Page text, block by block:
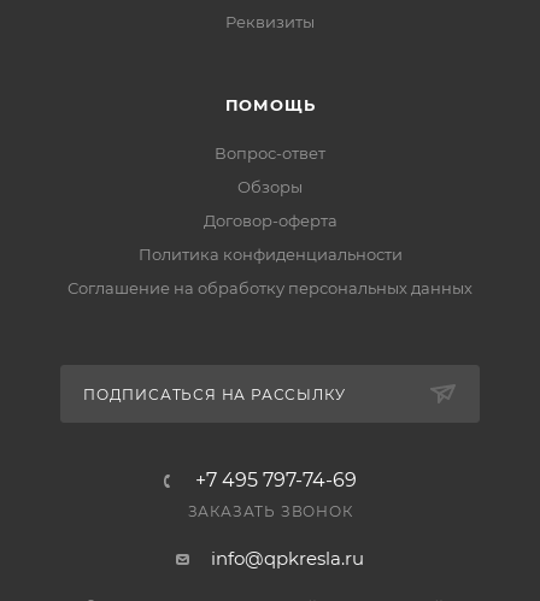
Реквизиты
ПОМОЩЬ
Вопрос-ответ
Обзоры
Договор-оферта
Политика конфиденциальности
Соглашение на обработку персональных данных
ПОДПИСАТЬСЯ НА РАССЫЛКУ
+7 495 797-74-69
ЗАКАЗАТЬ ЗВОНОК
info@qpkresla.ru